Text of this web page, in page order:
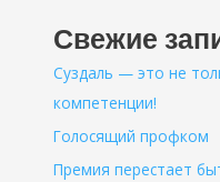
Свежие
Суздаль — это не
компетенции!
Голосящий профком
Премия перестает